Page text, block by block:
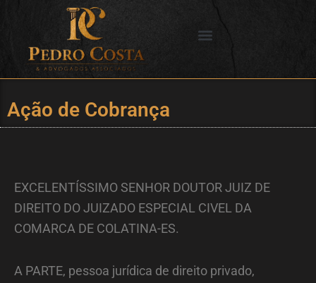
conteúdo
Ação de Cobrança
EXCELENTÍSSIMO SENHOR DOUTOR JUIZ DE
DIREITO DO JUIZADO ESPECIAL CIVEL DA
COMARCA DE COLATINA-ES.
A PARTE, pessoa jurídica de direito privado,